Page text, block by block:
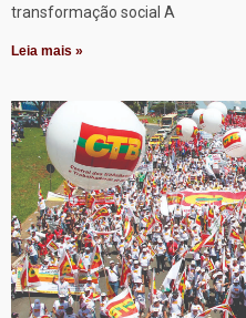
transformação social A
Leia mais »